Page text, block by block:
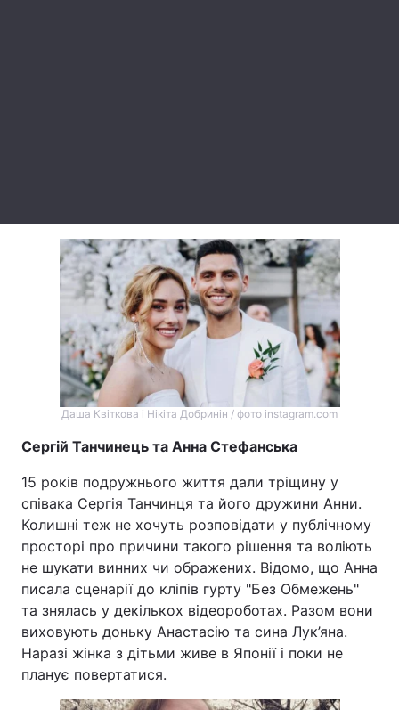
Тема оформлення
Даша Квіткова і Нікіта Добринін / фото instagram.com
Сергій Танчинець та Анна Стефанська
15 років подружнього життя дали тріщину у
співака Сергія Танчинця та його дружини Анни.
Колишні теж не хочуть розповідати у публічному
просторі про причини такого рішення та воліють
не шукати винних чи ображених. Відомо, що Анна
писала сценарії до кліпів гурту "Без Обмежень"
та знялась у декількох відеороботах. Разом вони
виховують доньку Анастасію та сина Лук’яна.
Наразі жінка з дітьми живе в Японії і поки не
планує повертатися.